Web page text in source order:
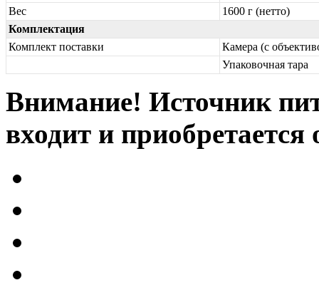
Вес
1600 г (нетто)
Комплектация
Комплект поставки
Камера (с
Упаковочная тара
Внимание! Источник
входит и приобретается